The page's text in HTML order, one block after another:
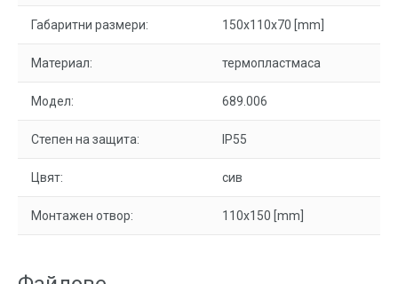
Габаритни размери: 150x110x70 [mm]
Материал: термопластмаса
Модел: 689.006
Степен на защита: IP55
Цвят: сив
Монтажен отвор: 110x150 [mm]